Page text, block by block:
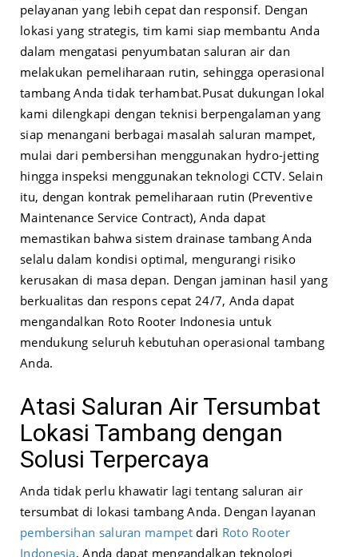
pelayanan yang lebih cepat dan responsif. Dengan
lokasi yang strategis, tim kami siap membantu Anda
dalam mengatasi penyumbatan saluran air dan
melakukan pemeliharaan rutin, sehingga operasional
tambang Anda tidak terhambat.Pusat dukungan lokal
kami dilengkapi dengan teknisi berpengalaman yang
siap menangani berbagai masalah saluran mampet,
mulai dari pembersihan menggunakan hydro-jetting
hingga inspeksi menggunakan teknologi CCTV. Selain
itu, dengan kontrak pemeliharaan rutin (Preventive
Maintenance Service Contract), Anda dapat
memastikan bahwa sistem drainase tambang Anda
selalu dalam kondisi optimal, mengurangi risiko
kerusakan di masa depan. Dengan jaminan hasil yang
berkualitas dan respons cepat 24/7, Anda dapat
mengandalkan Roto Rooter Indonesia untuk
mendukung seluruh kebutuhan operasional tambang
Anda.
Atasi Saluran Air Tersumbat
Lokasi Tambang dengan
Solusi Terpercaya
Anda tidak perlu khawatir lagi tentang saluran air
tersumbat di lokasi tambang Anda. Dengan layanan
pembersihan saluran mampetdari Roto Rooter
Indonesia, Anda dapat mengandalkan teknologi